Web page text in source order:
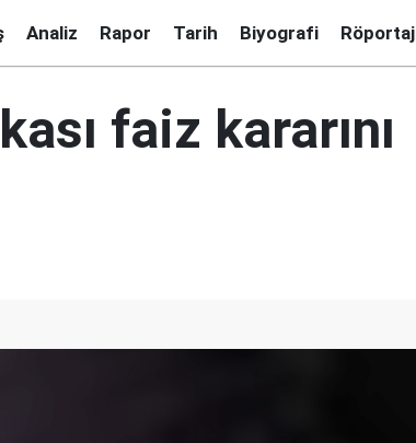
Analiz Rapor Tarih Biyografi Röportaj
faiz kararını